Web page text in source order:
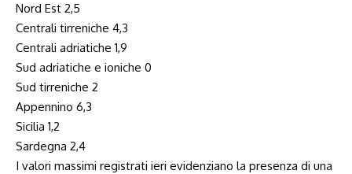
Nord Est 2,5
Centrali tirreniche 4,3
Centrali adriatiche 1,9
Sud adriatiche e ioniche 0
Sud tirreniche 2
Appennino 6,3
Sicilia 1,2
Sardegna 2,4
I valori massimi registrati ieri evidenziano la presenza di una